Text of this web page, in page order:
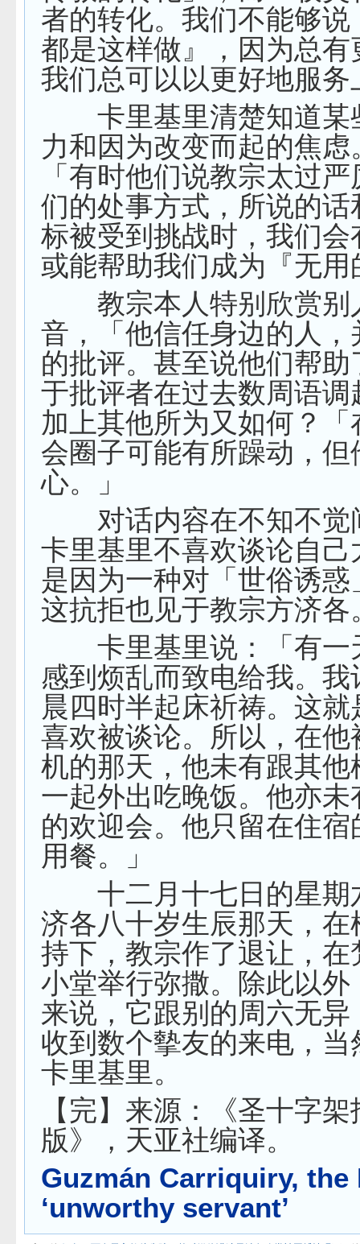
者的转化。我们不能够说
都是这样做』，因为总有
我们总可以以更好地服务
卡里基里清楚知道某
力和因为改变而起的焦虑
「有时他们说教宗太过
们的处事方式，所说的话
标被受到挑战时，我们会
或能帮助我们成为『无用
教宗本人特别欣赏别
音，「他信任身边的人，
的批评。甚至说他们帮助
于批评者在过去数周语调
加上其他所为又如何？「
会圈子可能有所躁动，但
心。」
对话内容在不知不觉
卡里基里不喜欢谈论自己
是因为一种对「世俗诱惑
这抗拒也见于教宗方济各
卡里基里说：「有一
感到烦乱而致电给我。我
晨四时半起床祈祷。这
喜欢被谈论。所以，在他
机的那天，他未有跟其他
一起外出吃晚饭。他亦未
的欢迎会。他只留在住宿
用餐。」
十二月十七日的星期
济各八十岁生辰那天，在
持下，教宗作了退让，在
小堂举行弥撒。除此以外
来说，它跟别的周六无异
收到数个摰友的来电，当
卡里基里。
【完】来源：《圣十字
版》，天亚社编译。
Guzmán Carriquiry, the
‘unworthy servant’